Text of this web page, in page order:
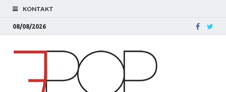
KONTAKT
08/08/2026